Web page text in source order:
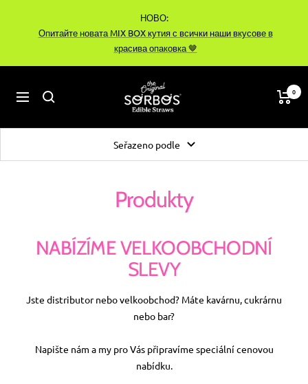
НОВО:
Опитайте новата MIX BOX кутия с всички наши вкусове в
красива опаковка 🤎
Navigace
0
Seřazeno podle
Produkty
NABÍZÍME VELKOOBCHODNÍ
SLEVY
Jste distributor nebo velkoobchod? Máte kavárnu, cukrárnu
nebo bar?
Napište nám a my pro Vás připravíme speciální cenovou
nabídku.